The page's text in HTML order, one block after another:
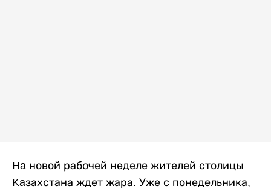
Ha новой рабочей неделе жителей столицы
Kaзахстана ждет жара. Уже с понедельника,